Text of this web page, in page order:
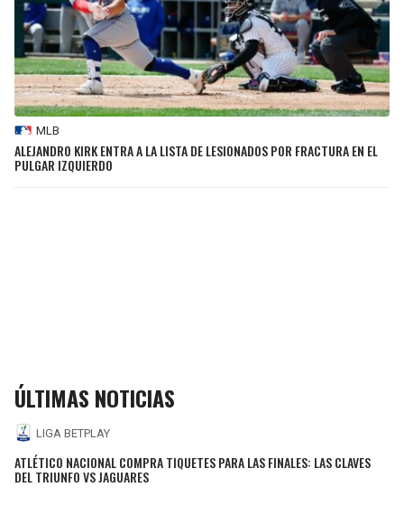
MLB
ALEJANDRO KIRK ENTRA A LA LISTA DE LESIONADOS POR FRACTURA EN EL
PULGAR IZQUIERDO
ÚLTIMAS NOTICIAS
LIGA BETPLAY
ATLÉTICO NACIONAL COMPRA TIQUETES PARA LAS FINALES: LAS CLAVES
DEL TRIUNFO VS JAGUARES